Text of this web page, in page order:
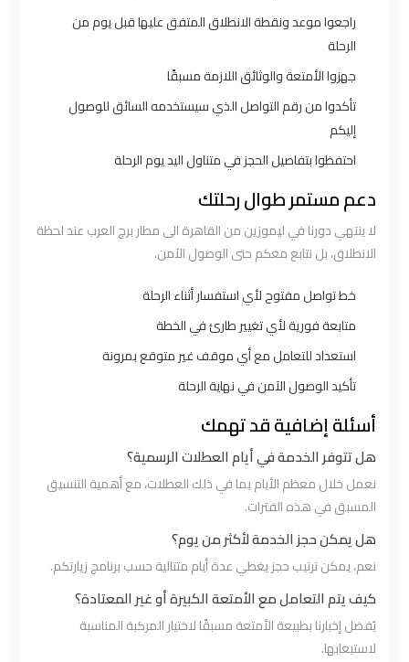
راجعوا موعد ونقطة الانطلاق المتفق عليها قبل يوم من
الرحلة
جهزوا الأمتعة والوثائق اللازمة مسبقًا
تأكدوا من رقم التواصل الذي سيستخدمه السائق للوصول
إليكم
احتفظوا بتفاصيل الحجز في متناول اليد يوم الرحلة
دعم مستمر طوال رحلتك
لا ينتهي دورنا في ليموزين من القاهرة الى مطار برج العرب عند لحظة
الانطلاق، بل نتابع معكم حتى الوصول الآمن.
خط تواصل مفتوح لأي استفسار أثناء الرحلة
متابعة فورية لأي تغيير طارئ في الخطة
استعداد للتعامل مع أي موقف غير متوقع بمرونة
تأكيد الوصول الآمن في نهاية الرحلة
أسئلة إضافية قد تهمك
هل تتوفر الخدمة في أيام العطلات الرسمية؟
نعمل خلال معظم الأيام بما في ذلك العطلات، مع أهمية التنسيق
المسبق في هذه الفترات.
هل يمكن حجز الخدمة لأكثر من يوم؟
نعم، يمكن ترتيب حجز يغطي عدة أيام متتالية حسب برنامج زيارتكم.
كيف يتم التعامل مع الأمتعة الكبيرة أو غير المعتادة؟
يُفضل إخبارنا بطبيعة الأمتعة مسبقًا لاختيار المركبة المناسبة
لاستيعابها.
العرب
ليموزين
والإسكندرية
شركات
توصيل
العرب
ليموزين
العرب
العجمي